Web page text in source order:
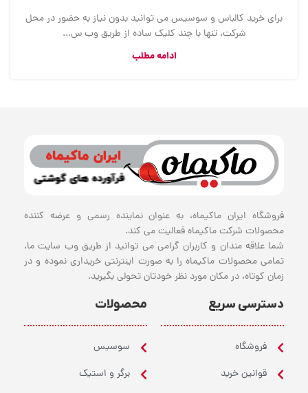
برای خرید کالباس و سوسیس می توانید بدون نیاز به حضور در محل
شرکت، تنها با چند کلیک ساده از طریق وب س...
ادامه مطلب
فروشگاه ایران ماکیماه، به عنوان نماینده رسمی و عرضه کننده
محصولات شرکت ماکیماه فعالیت می کند.
شما علاقه مندان و کاربران گرامی می توانید از طریق وب سایت ما،
تمامی محصولات ماکیماه را به صورت اینترنتی خریداری نموده و در
زمان کوتاه، در مکان مورد نظر خودتان تحولی بگیرید.
دسترسی سریع
فروشگاه
قوانین خرید
محصولات
سوسیس
برگر و استیک